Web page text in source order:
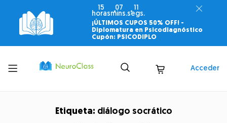
15
horas
07
mins.
10
segs.
¡ÚLTIMOS CUPOS 50% OFF! -
Diplomatura en Psicodiagnóstico
Cupón: PSICODIPLO
Toggle
menu
Acceder
Etiqueta: diálogo socrático